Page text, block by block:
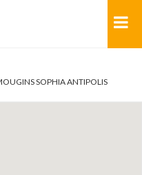
SOPHIA ANTIPOLIS